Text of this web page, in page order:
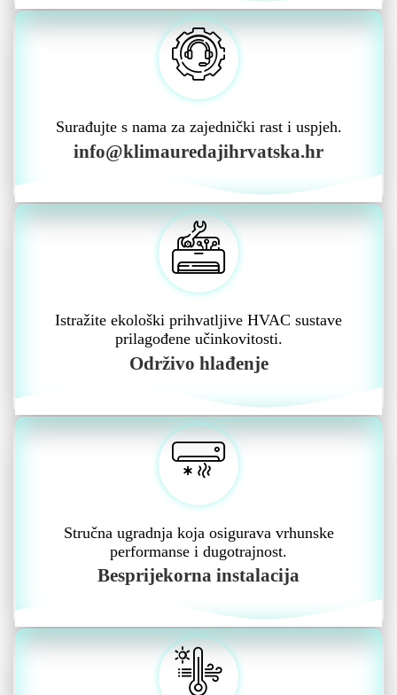
Surađujte s nama za zajednički rast i uspjeh.
info@klimauredajihrvatska.hr
Istražite ekološki prihvatljive HVAC sustave
prilagođene učinkovitosti.
Održivo hlađenje
Stručna ugradnja koja osigurava vrhunske
performanse i dugotrajnost.
Besprijekorna instalacija